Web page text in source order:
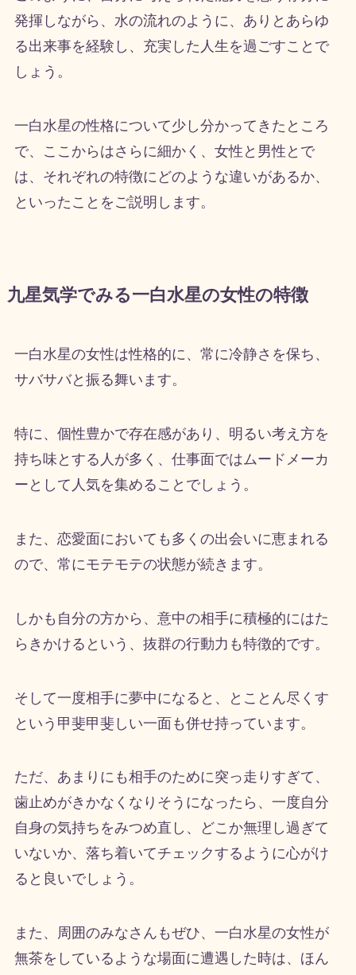
発揮しながら、水の流れのように、ありとあらゆ
る出来事を経験し、充実した人生を過ごすことで
しょう。
一白水星の性格について少し分かってきたところ
で、ここからはさらに細かく、女性と男性とで
は、それぞれの特徴にどのような違いがあるか、
といったことをご説明します。
九星気学でみる一白水星の女性の特徴
一白水星の女性は性格的に、常に冷静さを保ち、
サバサバと振る舞います。
特に、個性豊かで存在感があり、明るい考え方を
持ち味とする人が多く、仕事面ではムードメーカ
ーとして人気を集めることでしょう。
また、恋愛面においても多くの出会いに恵まれる
ので、常にモテモテの状態が続きます。
しかも自分の方から、意中の相手に積極的にはた
らきかけるという、抜群の行動力も特徴的です。
そして一度相手に夢中になると、とことん尽くす
という甲斐甲斐しい一面も併せ持っています。
ただ、あまりにも相手のために突っ走りすぎて、
歯止めがきかなくなりそうになったら、一度自分
自身の気持ちをみつめ直し、どこか無理し過ぎて
いないか、落ち着いてチェックするように心がけ
ると良いでしょう。
また、周囲のみなさんもぜひ、一白水星の女性が
無茶をしているような場面に遭遇した時は、ほん